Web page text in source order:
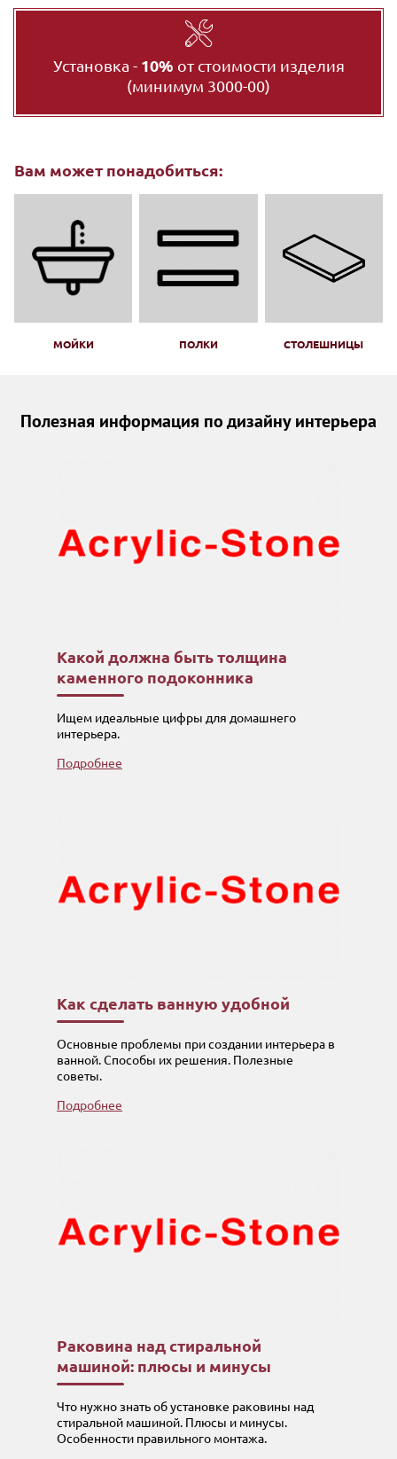
Установка - 10% от стоимости изделия
(минимум 3000-00)
Вам может понадобиться:
МОЙКИ ПОЛКИ СТОЛЕШНИЦЫ
Полезная информация по дизайну интерьера
Какой должна быть толщина
каменного подоконника
Ищем идеальные цифры для домашнего
интерьера.
Подробнее
Как сделать ванную удобной
Основные проблемы при создании интерьера в
ванной. Способы их решения. Полезные
советы.
Подробнее
Раковина над стиральной
машиной: плюсы и минусы
Что нужно знать об установке раковины над
стиральной машиной. Плюсы и минусы.
Особенности правильного монтажа.